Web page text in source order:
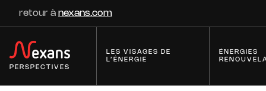
retour à nexans.com
PERSPECTIVES
LES VISAGES DE
L’ÉNERGIE
ÉNERGIES